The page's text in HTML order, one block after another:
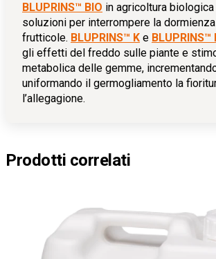
BLUPRINS™ BIO in agricoltura
soluzioni per interrompere la
frutticole. BLUPRINS™ K e BLUPRINS™
gli effetti del freddo sulle piante e
metabolica delle gemme,
uniformando il germogliamento la
l’allegagione.
Prodotti correlati